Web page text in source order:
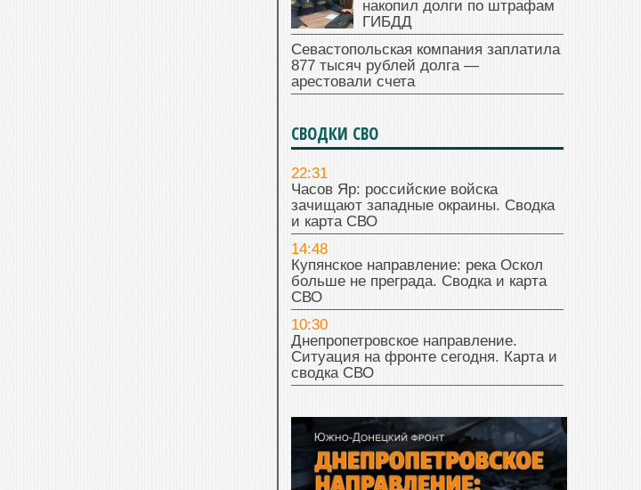
накопил долги по штрафам
ГИБДД
Севастопольская компания заплатила
877 тысяч рублей долга —
арестовали счета
СВОДКИ СВО
22:31
Часов Яр: российские войска
зачищают западные окраины. Сводка
и карта СВО
14:48
Купянское направление: река Оскол
больше не преграда. Сводка и карта
СВО
10:30
Днепропетровское направление.
Ситуация на фронте сегодня. Карта и
сводка СВО